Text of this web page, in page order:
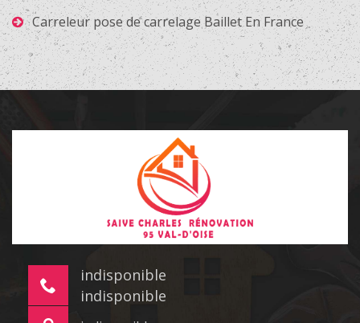
Carreleur pose de carrelage Baillet En France
indisponible
indisponible